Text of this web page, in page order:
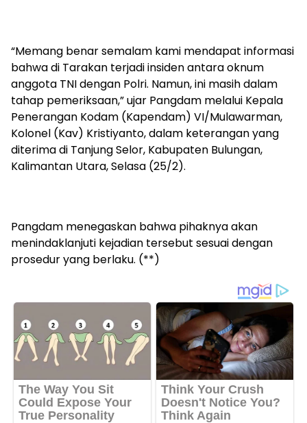
“Memang benar semalam kami mendapat informasi
bahwa di Tarakan terjadi insiden antara oknum
anggota TNI dengan Polri. Namun, ini masih dalam
tahap pemeriksaan,” ujar Pangdam melalui Kepala
Penerangan Kodam (Kapendam) VI/Mulawarman,
Kolonel (Kav) Kristiyanto, dalam keterangan yang
diterima di Tanjung Selor, Kabupaten Bulungan,
Kalimantan Utara, Selasa (25/2).
Pangdam menegaskan bahwa pihaknya akan
menindaklanjuti kejadian tersebut sesuai dengan
prosedur yang berlaku. (**)